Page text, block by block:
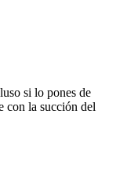
si lo pones de
con la succión del